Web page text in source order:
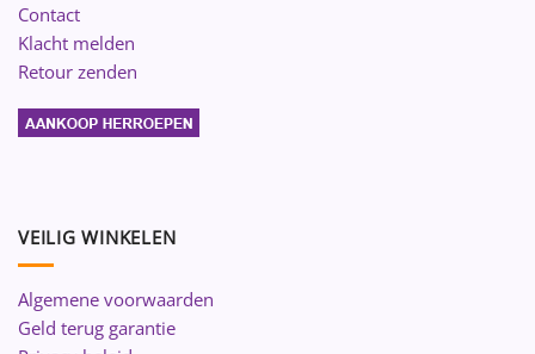
Contact
Klacht melden
Retour zenden
VEILIG WINKELEN
Algemene voorwaarden
Geld terug garantie